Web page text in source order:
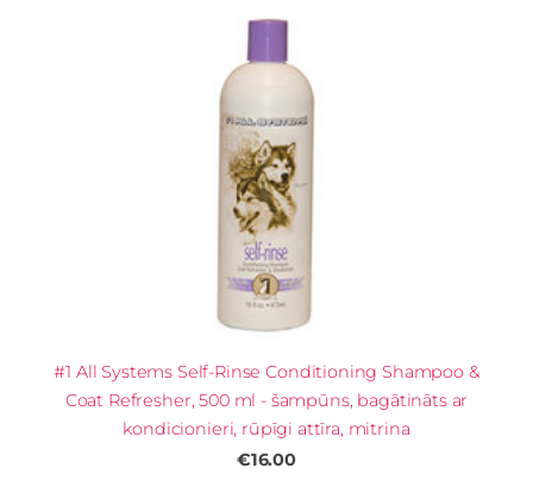
#1 All Systems Self-Rinse Conditioning Shampoo &
Coat Refresher, 500 ml - šampūns, bagātināts ar
kondicionieri, rūpīgi attīra, mitrina
€16.00